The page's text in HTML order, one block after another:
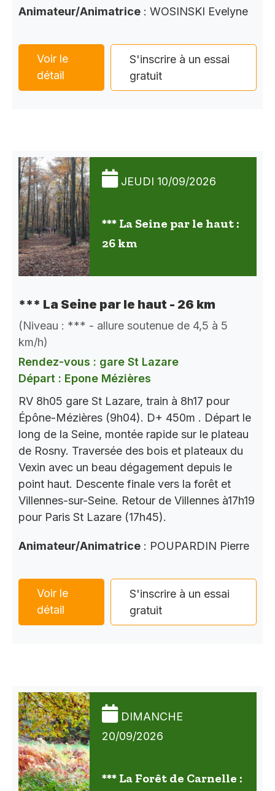
Animateur/Animatrice : WOSINSKI Evelyne
Voir le
détail
S'inscrire à un essai
gratuit
JEUDI 10/09/2026
*** La Seine par le haut :
26 km
*** La Seine par le haut - 26 km
(Niveau : *** - allure soutenue de 4,5 à 5
km/h)
Rendez-vous : gare St Lazare
Départ : Epone Mézières
RV 8h05 gare St Lazare, train à 8h17 pour
Épône-Mézières (9h04). D+ 450m . Départ le
long de la Seine, montée rapide sur le plateau
de Rosny. Traversée des bois et plateaux du
Vexin avec un beau dégagement depuis le
point haut. Descente finale vers la forêt et
Villennes-sur-Seine. Retour de Villennes à17h19
pour Paris St Lazare (17h45).
Animateur/Animatrice : POUPARDIN Pierre
Voir le
détail
S'inscrire à un essai
gratuit
DIMANCHE
20/09/2026
*** La Forêt de Carnelle :